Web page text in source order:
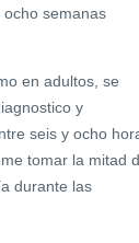
semanas
en adultos, se
y
seis y ocho
tomar la mitad
durante las